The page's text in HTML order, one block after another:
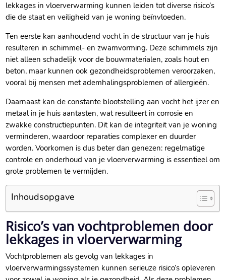
lekkages in vloerverwarming kunnen leiden tot diverse risico’s
die de staat en veiligheid van je woning beïnvloeden.​
Ten eerste kan aanhoudend vocht in de structuur van je huis
resulteren in schimmel- en zwamvorming.​ Deze schimmels zijn
niet alleen schadelijk voor de bouwmaterialen, zoals hout en
beton, maar kunnen ook gezondheidsproblemen veroorzaken,
vooral bij mensen met ademhalingsproblemen of allergieën.​
Daarnaast kan de constante blootstelling aan vocht het ijzer en
metaal in je huis aantasten, wat resulteert in corrosie en
zwakke constructiepunten.​ Dit kan de integriteit van je woning
verminderen, waardoor reparaties complexer en duurder
worden.​ Voorkomen is dus beter dan genezen: regelmatige
controle en onderhoud van je vloerverwarming is essentieel om
grote problemen te vermijden.​
Inhoudsopgave
Risico’s van vochtproblemen door
lekkages in vloerverwarming
Vochtproblemen als gevolg van lekkages in
vloerverwarmingssystemen kunnen serieuze risico’s opleveren